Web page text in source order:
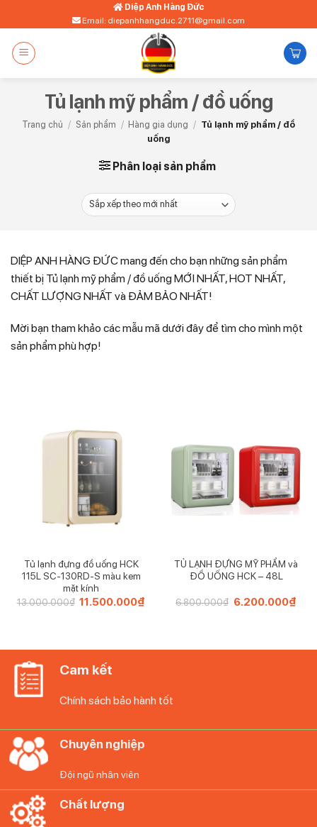
qua
dung
Diệp Anh Hàng Đức
Email: diepanhhangduc.2711@gmail.com
Tủ lạnh mỹ phẩm / đồ uống
Trang chủ / Sản phẩm / Hàng gia dụng / Tủ lạnh mỹ phẩm / đồ
uống
Phân loại sản phẩm
DIỆP ANH HÀNG ĐỨC mang đến cho bạn những sản phẩm
thiết bị Tủ lạnh mỹ phẩm / đồ uống MỚI NHẤT, HOT NHẤT,
CHẤT LƯỢNG NHẤT và ĐẢM BẢO NHẤT!
Mời bạn tham khảo các mẫu mã dưới đây để tìm cho mình một
sản phẩm phù hợp!
Tủ lạnh đựng đồ uống HCK
115L SC-130RD-S màu kem
mặt kính
13.000.000₫ Giá
11.500.000₫
TỦ LẠNH ĐỰNG MỸ PHẨM và
ĐỒ UỐNG HCK – 48L
6.800.000₫ Giá
6.200.000₫Giá
Cam kết
Chính sách bảo hành tốt
Chuyên nghiệp
Đội ngũ nhân viên
Chất lượng